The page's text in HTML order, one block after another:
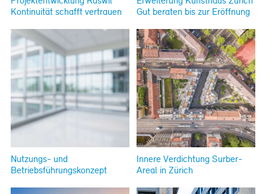
Kontinuität schafft vertrauen
Gut beraten bis zur Eröffnung
Nutzungs- und
Betriebsführungskonzept
Innere Verdichtung Surber-
Areal in Zürich